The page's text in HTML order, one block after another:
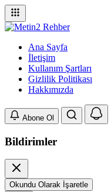
Ana Sayfa
İletişim
Kullanım Şartları
Gizlilik Politikası
Hakkımızda
Abone Ol
Bildirimler
Okundu Olarak İşaretle